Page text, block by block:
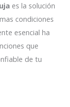
es la solución
condiciones
esencial ha
que
de tu